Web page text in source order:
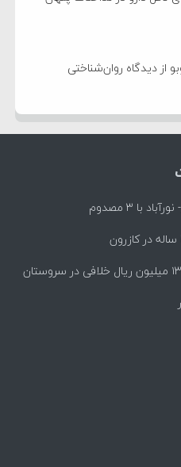
از دیدگاه روان‌شناختی